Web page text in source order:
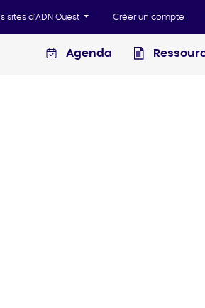
sites d'ADN Ouest Créer un compte
Agenda